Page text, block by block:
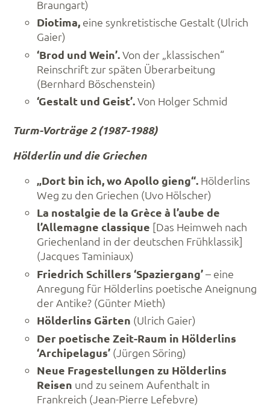
Braungart)
Diotima, eine synkretistische Gestalt (Ulrich
Gaier)
‘Brod und Wein’.Von der „klassischen“
Reinschrift zur späten Überarbeitung
(Bernhard Böschenstein)
‘Gestalt und Geist’.Von Holger Schmid
Turm-Vorträge 2 (1987-1988)
Hölderlin und die Griechen
„Dort bin ich, wo Apollo gieng“. Hölderlins
Weg zu den Griechen (Uvo Hölscher)
La nostalgie de la Grèce à l’aube de
l’Allemagne classique [Das Heimweh nach
Griechenland in der deutschen Frühklassik]
(Jacques Taminiaux)
Friedrich Schillers ‘Spaziergang’– eine
Anregung für Hölderlins poetische Aneignung
der Antike? (Günter Mieth)
Hölderlins Gärten (Ulrich Gaier)
Der poetische Zeit-Raum in Hölderlins
‘Archipelagus’ (Jürgen Söring)
Neue Fragestellungen zu Hölderlins
Reisen und zu seinem Aufenthalt in
Frankreich (Jean-Pierre Lefebvre)